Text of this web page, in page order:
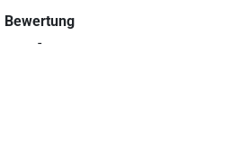
Bewertung
-